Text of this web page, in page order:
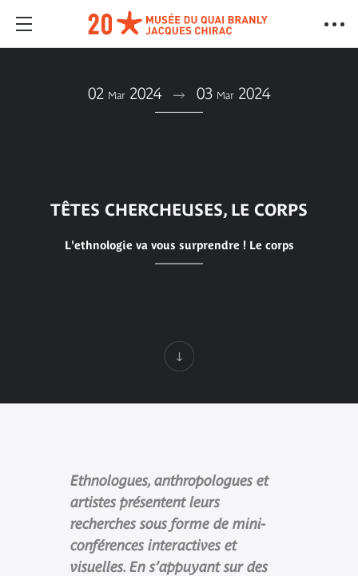
02 Mar 2024 03 Mar 2024
TÊTES CHERCHEUSES, LE CORPS
L'ethnologie va vous surprendre ! Le corps
Ethnologues, anthropologues et
artistes présentent leurs
recherches sous forme de mini-
conférences interactives et
visuelles. En s’appuyant sur des